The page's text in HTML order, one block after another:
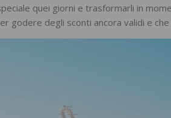
quei giorni e trasformarli in
godere degli sconti ancora validi e